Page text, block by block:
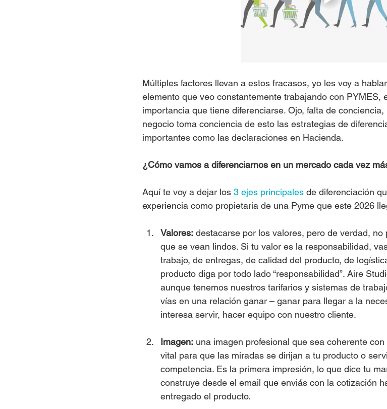
Múltiples factores llevan a estos fracasos, yo les voy a
elemento que veo constantemente trabajando con PYMES,
importancia que tiene diferenciarse. Ojo, falta de
negocio toma conciencia de esto las estrategias de
importantes como las declaraciones en Hacienda.
¿Cómo vamos a diferenciarnos en un mercado cada vez
Aquí te voy a dejar los 3 ejes principales de diferenciación
experiencia como propietaria de una Pyme que este 2026
Valores: destacarse por los valores, pero de verdad,
que se vean lindos. Si tu valor es la responsabilidad,
trabajo, de entregas, de calidad del producto, de
producto diga por todo lado “responsabilidad”. Aire
aunque tenemos nuestros tarifarios y sistemas de
vías en una relación ganar – ganar para llegar a la
interesa servir, hacer equipo con nuestro cliente.
Imagen: una imagen profesional que sea coherente
vital para que las miradas se dirijan a tu producto o
competencia. Es la primera impresión, lo que dice tu
construye desde el email que enviás con la cotización
entregado el producto.